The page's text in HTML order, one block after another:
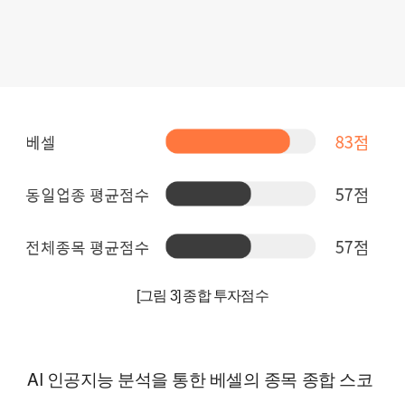
[그림 3] 종합 투자점수
AI 인공지능 분석을 통한 베셀의 종목 종합 스코